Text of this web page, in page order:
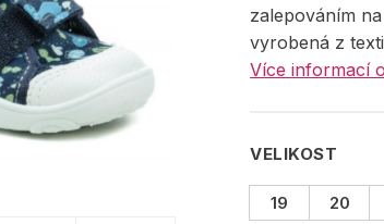
zalepováním
vyrobená z
Více informací
VELIKOST
19 20